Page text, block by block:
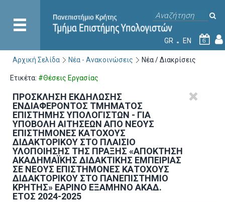
GR EN 6
Αρχική Σελίδα Νέα - Ανακοινώσεις Νέα / Διακρίσεις
Ετικέτα: #Θέσεις Εργασίας
ΠΡΟΣΚΛΗΣΗ ΕΚΔΗΛΩΣΗΣ
ΕΝΔΙΑΦΕΡΟΝΤΟΣ ΤΜΗΜΑΤΟΣ
ΕΠΙΣΤΗΜΗΣ ΥΠΟΛΟΓΙΣΤΩΝ - ΓΙΑ
ΥΠΟΒΟΛΗ ΑΙΤΗΣΕΩΝ ΑΠΟ ΝΕΟΥΣ
ΕΠΙΣΤΗΜΟΝΕΣ ΚΑΤΟΧΟΥΣ
ΔΙΔΑΚΤΟΡΙΚΟΥ ΣΤΟ ΠΛΑΙΣΙΟ
ΥΛΟΠΟΙΗΣΗΣ ΤΗΣ ΠΡΑΞΗΣ «ΑΠΟΚΤΗΣΗ
ΑΚΑΔΗΜΑΪΚΗΣ ΔΙΔΑΚΤΙΚΗΣ ΕΜΠΕΙΡΙΑΣ
ΣΕ ΝΕΟΥΣ ΕΠΙΣΤΗΜΟΝΕΣ ΚΑΤΟΧΟΥΣ
ΔΙΔΑΚΤΟΡΙΚΟΥ ΣΤΟ ΠΑΝΕΠΙΣΤΗΜΙΟ
ΚΡΗΤΗΣ» ΕΑΡΙΝΟ ΕΞΑΜΗΝΟ ΑΚΑΔ.
ΕΤΟΣ 2024-2025